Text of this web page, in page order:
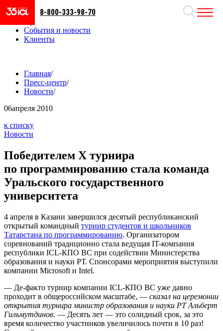
Направления
События и новости
Клиенты
8-800-333-98-70
Главная/
Пресс-центр/
Новости/
06апреля 2010
к списку
Новости
Победителем Х турнира
по программированию стала команда
Уральского государственного
университета
4 апреля в Казани завершился десятый республиканский
открытый командный турнир студентов и школьников
Татарстана по программированию. Организатором
соревнований традиционно стала ведущая IT-компания
республики ICL-КПО ВС при содействии Министерства
образования и науки РТ. Спонсорами мероприятия выступили
компании Microsoft и Intel.
— Де-факто турнир компании ICL-КПО ВС уже давно
проходит в общероссийском масштабе, — сказал на церемонии
открытия турнира министр образования и науки РТ Альберт
Гильмутдинов. — Десять лет — это солидный срок, за это
время количество участников увеличилось почти в 10 раз!